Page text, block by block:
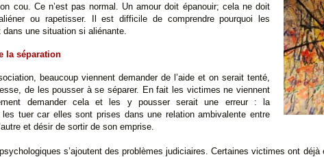
cou. Ce n’est pas normal. Un amour doit épanouir; cela ne doit
ou rapetisser. Il est difficile de comprendre pourquoi les
une situation si aliénante.
la séparation
beaucoup viennent demander de l’aide et on serait tenté,
de les pousser à se séparer. En fait les victimes ne viennent
demander cela et les y pousser serait une erreur : la
les tuer car elles sont prises dans une relation ambivalente entre
et désir de sortir de son emprise.
s’ajoutent des problèmes judiciaires. Certaines victimes ont